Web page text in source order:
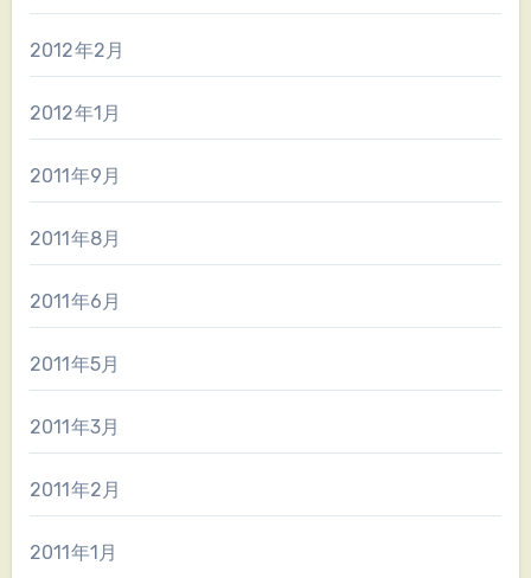
2012年2月
2012年1月
2011年9月
2011年8月
2011年6月
2011年5月
2011年3月
2011年2月
2011年1月